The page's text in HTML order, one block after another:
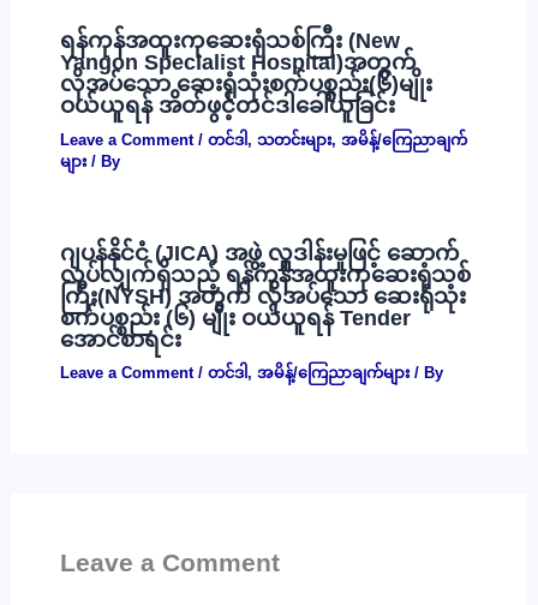
ရန်ကုန်အထူးကုဆေးရုံသစ်ကြီး (New
Yangon Specialist Hospital)အတွက်
လိုအပ်သော ဆေးရုံသုံးစက်ပစ္စည်း(၆)မျိုး
ဝယ်ယူရန် အိတ်ဖွင့်တင်ဒါခေါ်ယူခြင်း
Leave a Comment / တင်ဒါ , သတင်းများ, အမိန့်/ကြေညာချက်
များ/ By
ဂျပန်နိုင်ငံ (JICA) အဖွဲ့ လှူဒါန်းမှုဖြင့် ဆောက်
လုပ်လျှက်ရှိသည့် ရန်ကုန်အထူးကုဆေးရုံသစ်
ကြီး(NYSH) အတွက် လိုအပ်သော ဆေးရုံသုံး
စက်ပစ္စည်း (၆) မျိုး ဝယ်ယူရန် Tender
အောင်စာရင်း
Leave a Comment / တင်ဒါ , အမိန့်/ကြေညာချက်များ/ By
Leave a Comment